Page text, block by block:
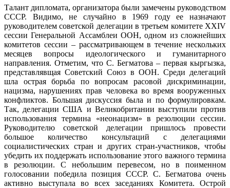
Талант дипломата, организатора были замечены руководством
СССР. Видимо, не случайно в 1969 году ее назначают
руководителем советской делегации в третьем комитете XXIV
сессии Генеральной Ассамблеи ООН, одном из сложнейших
комитетов сессии – рассматривающем в течение нескольких
месяцев вопросы идеологического и гуманитарного
направления. Отметим, что С. Бегматова – первая кыргызка,
представлявщая Советский Союз в ООН. Среди делегаций
шла острая борьба по вопросам расовой дискриминации,
нацизма, нарушениях прав человека во время вооруженных
конфликтов. Большая дискуссия была и по формулировкам.
Так, делегации США и Великобритании выступили против
использования термина «неонацизм» в резолюции сессии.
Руководителю советской делегации пришлось провести
большое количество консультаций с делегациями
социалистических стран и других стран-участников, чтобы
убедить их поддержать использование этого важного термина
в резолюции. С небольшим перевесом, но в поименном
голосовании победила позиция СССР. С. Бегматова очень
активно выступала во всех заседаниях Комитета. Острой